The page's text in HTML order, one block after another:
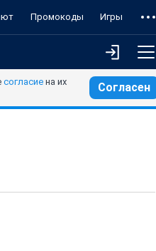
Промокоды Игры
согласие на их
Согласен